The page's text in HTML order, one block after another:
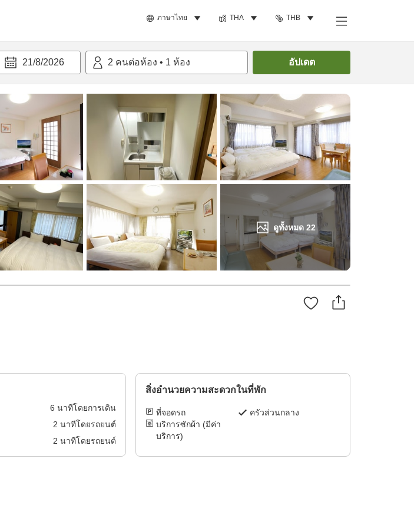
ภาษาไทย THA THB
21/8/2026 2 คนต่อห้อง • 1 ห้อง อัปเดต
ดูทั้งหมด 22
ค้นหาห้องพัก
6 นาทีโดยการเดิน
2 นาทีโดยรถยนต์
2 นาทีโดยรถยนต์
สิ่งอำนวยความสะดวกในที่พัก
ที่จอดรถ
ครัวส่วนกลาง
บริการซักผ้า (มีค่า
บริการ)